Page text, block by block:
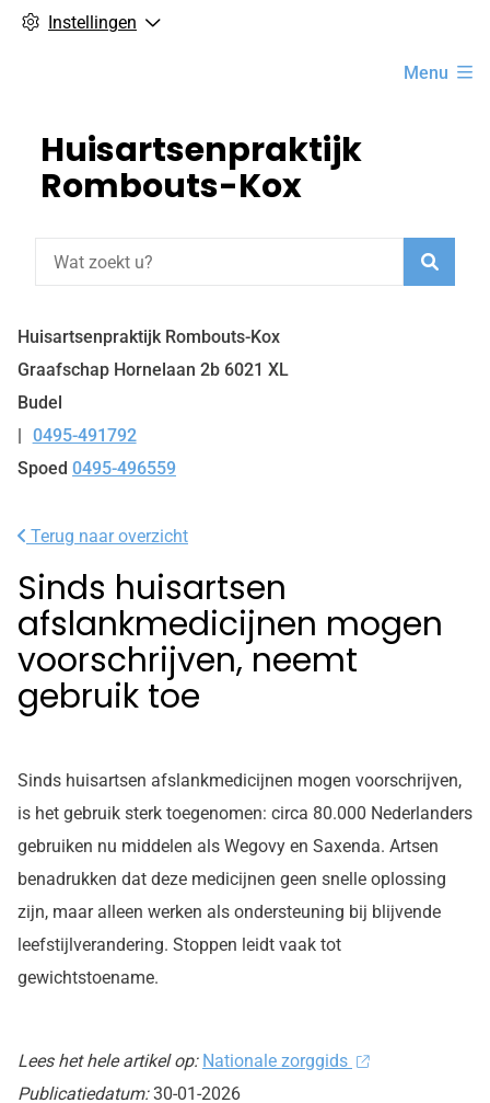
Instellingen
Menu
Huisartsenpraktijk
Rombouts-Kox
Huisartsenpraktijk Rombouts-Kox
Graafschap Hornelaan 2b 6021 XL
Budel
Tel:
0495-491792
Spoed 0495-496559
Terug naar overzicht
Sinds huisartsen
afslankmedicijnen mogen
voorschrijven, neemt
gebruik toe
Sinds huisartsen afslankmedicijnen mogen voorschrijven,
is het gebruik sterk toegenomen: circa 80.000 Nederlanders
gebruiken nu middelen als Wegovy en Saxenda. Artsen
benadrukken dat deze medicijnen geen snelle oplossing
zijn, maar alleen werken als ondersteuning bij blijvende
leefstijlverandering. Stoppen leidt vaak tot
gewichtstoename.
Lees het hele artikel op: Nationale zorggids
Publicatiedatum:30-01-2026